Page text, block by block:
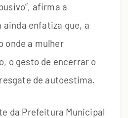
afirma a
enfatiza que, a
onde a mulher
o gesto de encerrar o
de autoestima.
da Prefeitura Municipal